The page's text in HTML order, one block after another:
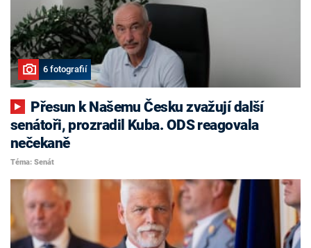
6 fotografií
senátoři, prozradil Kuba. ODS reagovala
nečekaně
Téma: Senát